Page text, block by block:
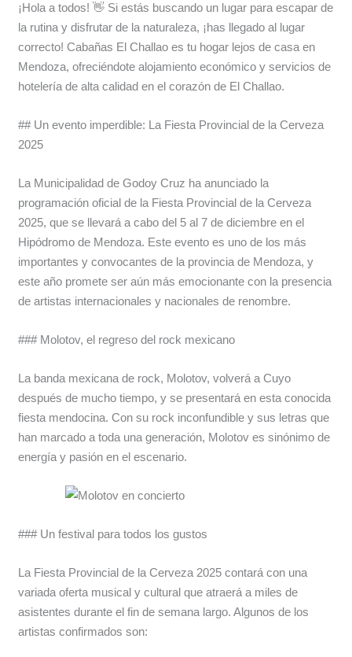
¡Hola a todos! 👋 Si estás buscando un lugar para escapar de
la rutina y disfrutar de la naturaleza, ¡has llegado al lugar
correcto! Cabañas El Challao es tu hogar lejos de casa en
Mendoza, ofreciéndote alojamiento económico y servicios de
hotelería de alta calidad en el corazón de El Challao.
## Un evento imperdible: La Fiesta Provincial de la Cerveza
2025
La Municipalidad de Godoy Cruz ha anunciado la
programación oficial de la Fiesta Provincial de la Cerveza
2025, que se llevará a cabo del 5 al 7 de diciembre en el
Hipódromo de Mendoza. Este evento es uno de los más
importantes y convocantes de la provincia de Mendoza, y
este año promete ser aún más emocionante con la presencia
de artistas internacionales y nacionales de renombre.
### Molotov, el regreso del rock mexicano
La banda mexicana de rock, Molotov, volverá a Cuyo
después de mucho tiempo, y se presentará en esta conocida
fiesta mendocina. Con su rock inconfundible y sus letras que
han marcado a toda una generación, Molotov es sinónimo de
energía y pasión en el escenario.
### Un festival para todos los gustos
La Fiesta Provincial de la Cerveza 2025 contará con una
variada oferta musical y cultural que atraerá a miles de
asistentes durante el fin de semana largo. Algunos de los
artistas confirmados son: